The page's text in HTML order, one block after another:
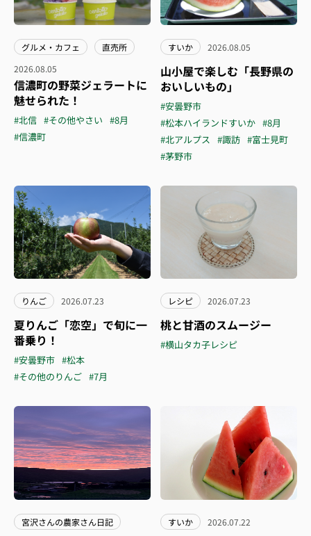
グルメ・カフェ
直売所
2026.08.05
信濃町の野菜ジェラートに
魅せられた！
#北信 #その他やさい #8月
#信濃町
すいか 2026.08.05
山小屋で楽しむ「長野県の
おいしいもの」
#安曇野市
#松本ハイランドすいか #8月
#北アルプス
#諏訪 #富士見町
#茅野市
りんご 2026.07.23
夏りんご「恋空」で旬に一
番乗り！
#安曇野市 #松本
#その他のりんご #7月
レシピ 2026.07.23
桃と甘酒のスムージー
#横山タカ子レシピ
宮沢さんの農家さん日記
すいか 2026.07.22